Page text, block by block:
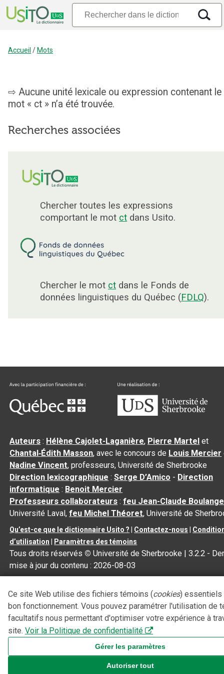
Accueil / Mots
Aucune unité lexicale ou expression contenant le
mot « ct » n’a été trouvée.
Recherches associées
Chercher toutes les expressions
comportant le mot ct dans Usito.
Chercher le mot ct dans le Fonds de
données linguistiques du Québec (FDLQ).
Auteurs : Hélène Cajolet-Laganière, Pierre Martel et
Chantal‑Édith Masson, avec le concours de Louis Mercier
Nadine Vincent, professeurs, Université de Sherbrooke
Direction lexicographique :Serge D’Amico - Direction
informatique : Benoit Mercier
Professeurs collaborateurs :feu Jean-Claude
Université Laval,feu Michel Théoret, Université de
Qu’est-ce que le dictionnaire Usito ? Contactez-nous
d’utilisation
Paramètres des témoins
Tous droits réservés © Université de Sherbrooke |3.2.2 -
mise à jour du contenu :2026-08-03
Ce site Web utilise des fichiers témoins (cookies) essentiels
bon fonctionnement. Vous pouvez paramétrer l'utilisation de
facultatifs nous permettant d'optimiser votre expérience à
site. Voir la Politique de confidentialité
Gérer les paramètres
Autoriser tout